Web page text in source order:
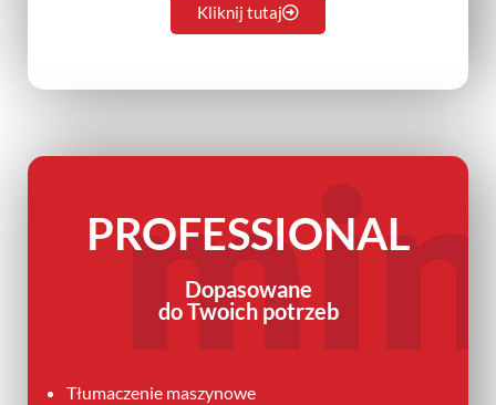
Kliknij tutaj
PROFESSIONAL
Dopasowane
do Twoich potrzeb
Tłumaczenie maszynowe